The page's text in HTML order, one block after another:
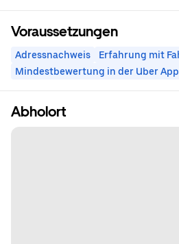
Voraussetzungen
Adressnachweis
Erfahrung mit
Mindestbewertung in der Uber App
Abholort